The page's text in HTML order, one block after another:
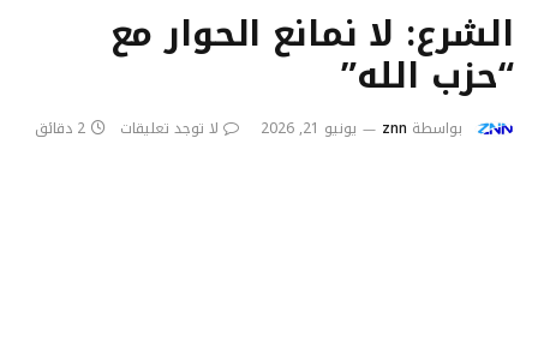
الشرع: لا نمانع الحوار مع
“حزب الله”
بواسطة znn يونيو 21, 2026 لا توجد تعليقات 2 دقائق